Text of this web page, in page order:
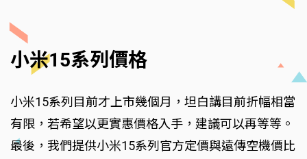
小米15系列價格
小米15系列目前才上市幾個月，坦白講目前折幅相當
有限，若希望以更實惠價格入手，建議可以再等等。
最後，我們提供小米15系列官方定價與遠傳空機價比